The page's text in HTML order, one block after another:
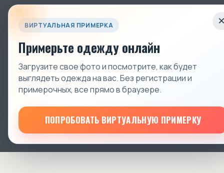
ВИРТУАЛЬНАЯ ПРИМЕРКА
Примерьте одежду онлайн
Загрузите свое фото и посмотрите, как будет
выглядеть одежда на вас. Без регистрации и
примерочных, все прямо в браузере.
ПОПРОБОВАТЬ ВИРТУАЛЬНУЮ ПРИМЕРКУ